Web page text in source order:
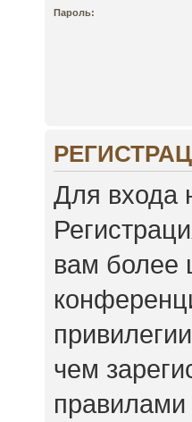
Пароль:
Для входа
вам более
чем